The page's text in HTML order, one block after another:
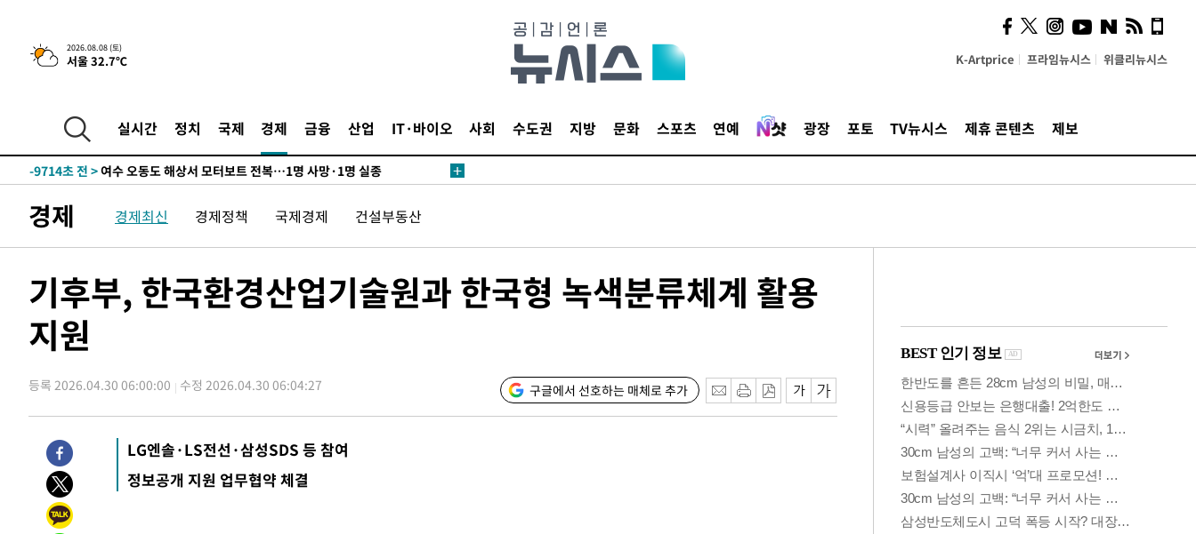
2026.08.08 (토)
서울 32.7℃ K-Artprice 프라임뉴시스 위클리뉴시스
실시간 정치 국제 경제 금융 산업 IT·바이오 사회 수도권 지방 문화 스포츠 연예 광장 포토 TV뉴시스 제휴 콘텐츠 제보
-25042초 전 >온열질환 사망자 3명 늘어…누적 환자 3000명 돌파
-18987초 전 >강릉에 시간당 81.4㎜ 물폭탄…도로 잠기고 담벼락 붕괴
-12804초 전 >
선재도서 해루질 나섰다 실종 60대, 닷새 만에 숨진 채 발견
-10338초 전 >
-9714초 전 >여수 오동도 해상서 모터보트 전복…1명 사망·1명 실종
주 날씨]
-2959초 전 >
축구협회 "압수수색·성접대 논란 사과…쇄신의 기회로 삼겠다"
-1476초 전 >[속보]'압수수색·성접대 논란' 축구협회 "실망과 걱정 안겨드려 죄
4시간 전 >[속보]뉴욕증시 상승 마감…S&P 0.6% 나스닥 1.3%↑
-27041초 전 >
-26311초 전 >
-25062초 전 >온열질환 사망자 3명 늘어…누적 환자 3000명 돌파
-19007초 전 >강릉에 시간당 81.4㎜ 물폭탄…도로 잠기고 담벼락 붕괴
-15114초 전 >
백운산서 80년근 천종산삼 9뿌리 발견…감정가 1.3억원
-12824초 전 >
선재도서 해루질 나섰다 실종 60대, 닷새 만에 숨진 채 발견
-10358초 전 >
남자 농구, 나고야 아시안게임서 '홈팀' 일본과 한일전
-9734초 전 >
경제 경제최신 경제정책 국제경제 건설부동산
기후부, 한국환경산업기술원과 한국형 녹색분류체계 활용
지원
등록 2026.04.30 06:00:00 수정 2026.04.30 06:04:27 구글에서 선호하는 매체로 추가
LG엔솔·LS전선·삼성SDS 등 참여
정보공개 지원 업무협약 체결
사이 해답 찾았죠"…알을
깨고 나온 '초자아'